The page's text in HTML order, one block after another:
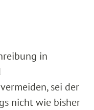
in
sei der
nicht wie bisher